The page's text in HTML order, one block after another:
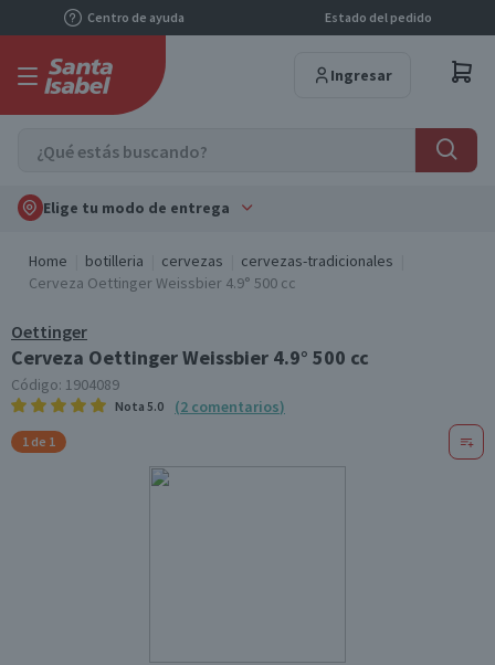
Centro de ayuda Estado del pedido
Ingresar
Elige tu modo de entrega
Home botilleria cervezas
cervezas-tradicionales
Cerveza Oettinger Weissbier 4.9° 500 cc
Oettinger
Cerveza Oettinger Weissbier 4.9° 500 cc
Código: 1904089
Nota 5.0 (2 comentarios)
1 de 1